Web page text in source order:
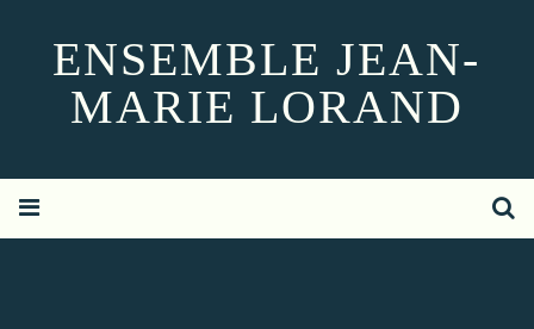
ENSEMBLE JEAN-
MARIE LORAND